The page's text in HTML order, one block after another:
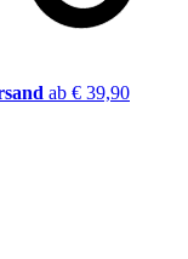
ab € 39,90